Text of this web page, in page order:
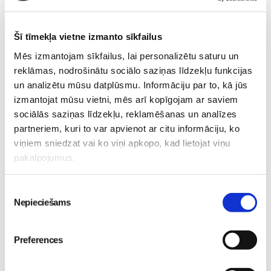
Šī tīmekļa vietne izmanto sīkfailus
Mēs izmantojam sīkfailus, lai personalizētu saturu un
reklāmas, nodrošinātu sociālo saziņas līdzekļu funkcijas
un analizētu mūsu datplūsmu. Informāciju par to, kā jūs
izmantojat mūsu vietni, mēs arī kopīgojam ar saviem
sociālās saziņas līdzekļu, reklamēšanas un analīzes
partneriem, kuri to var apvienot ar citu informāciju, ko
viņiem sniedzat vai ko viņi apkopo, kad lietojat viņu
pakalpojumus.
izvēle
Nepieciešams
Preferences
svarīgi hendlinga pamatus apgūt jau
Kur notiek?
Māmiņu Kluba mājīgajās telpās Vīlandes ielā
1-2, 1. stāvā, ieeja no Elizabetes ielas
Cik maksā?
€ 30 par katru klātienes lekciju, neatkarīgi no
tā, vai nāk viena vai divatā + dāvanā e-lekcija
E-pastā saņemsiet apstiprinājuma vēstuli ar